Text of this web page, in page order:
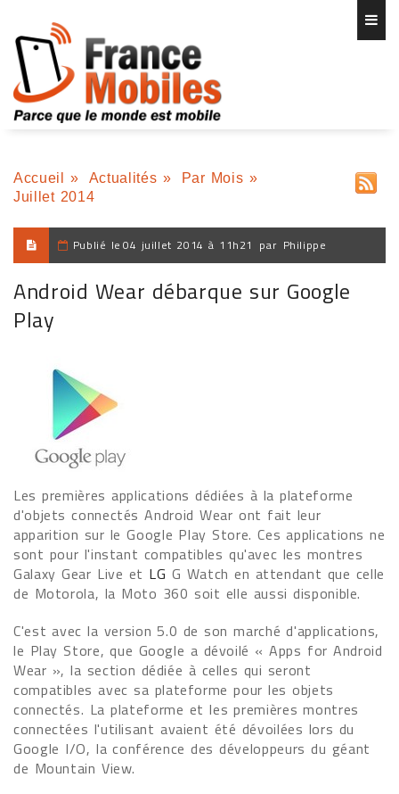
Accueil » Actualités » Par Mois »
Juillet 2014
Publié le 04 juillet 2014 à 11h21 par Philippe
Android Wear débarque sur Google
Play
Les premières applications dédiées à la plateforme
d'objets connectés Android Wear ont fait leur
apparition sur le Google Play Store. Ces applications ne
sont pour l'instant compatibles qu'avec les montres
Galaxy Gear Live et LG G Watch en attendant que celle
de Motorola, la Moto 360 soit elle aussi disponible.
C'est avec la version 5.0 de son marché d'applications,
le Play Store, que Google a dévoilé « Apps for Android
Wear », la section dédiée à celles qui seront
compatibles avec sa plateforme pour les objets
connectés. La plateforme et les premières montres
connectées l'utilisant avaient été dévoilées lors du
Google I/O, la conférence des développeurs du géant
de Mountain View.